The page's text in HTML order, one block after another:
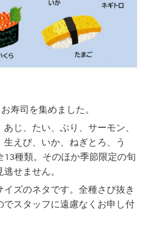
寿司を集めました。
じ、たい、ぶり、サーモン、
えび、いか、ねぎとろ、う
13種類。そのほか季節限定の旬
せません。
ズのネタです。全種さび抜き
でスタッフに遠慮なくお申し付